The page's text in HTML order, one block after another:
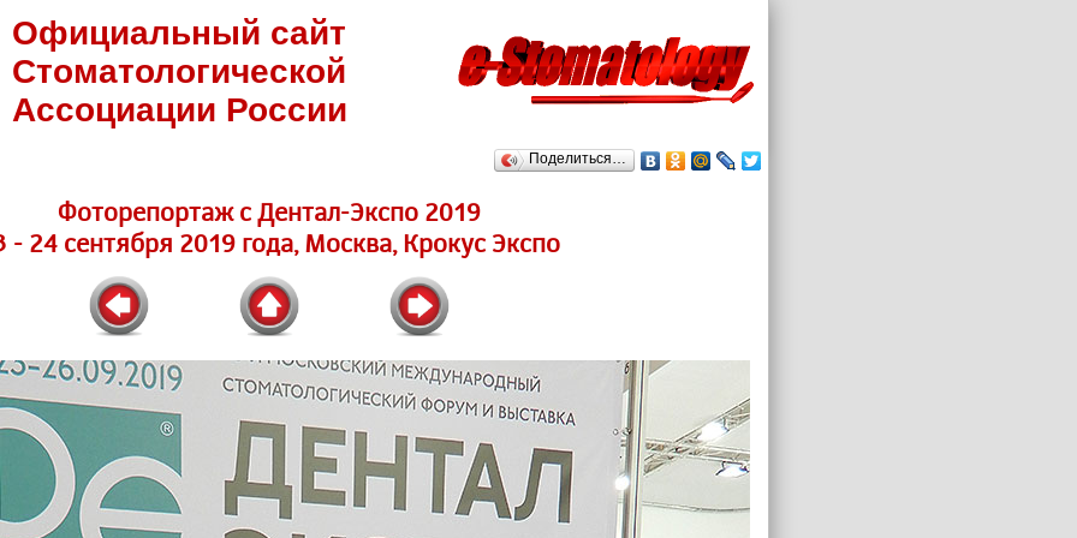
Официальный сайт
Стоматологической
Ассоциации России
Поделиться…
Фоторепортаж с Дентал-Экспо 2019
- 24 сентября 2019 года, Москва, Крокус Экспо